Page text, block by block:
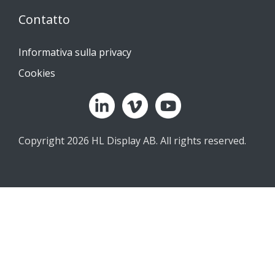
Contatto
Informativa sulla privacy
Cookies
Copyright 2026 HL Display AB. All rights reserved.